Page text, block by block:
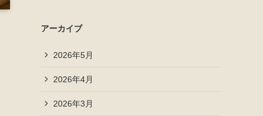
アーカイブ
2026年5月
2026年4月
2026年3月